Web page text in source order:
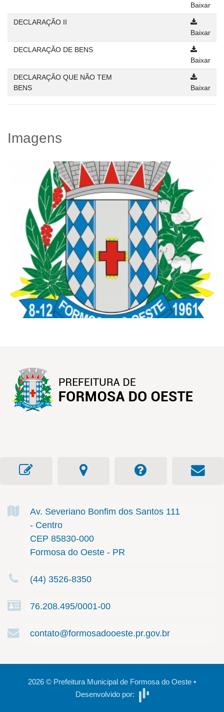
Baixar
DECLARAÇÃO II
Baixar
DECLARAÇÃO DE BENS
Baixar
DECLARAÇÃO QUE NÃO TEM
BENS
Baixar
Imagens
Av. Severiano Bonfim dos Santos 111
- Centro
CEP 85830-000
Formosa do Oeste - PR
(44) 3526-8350
76.208.495/0001-00
contato@formosadooeste.pr.gov.br
2026 © Prefeitura Municipal de Formosa do Oeste •
Desenvolvido por: